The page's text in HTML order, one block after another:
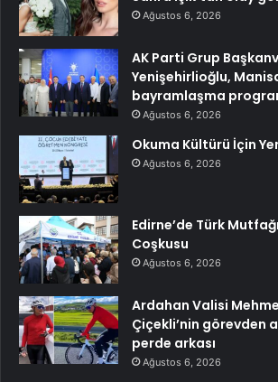
Ağustos 6, 2026
AK Parti Grup
Yenişehirlioğlu,
bayramlaşma
Ağustos 6, 2026
Okuma Kültürü İçin
Ağustos 6, 2026
Edirne’de Türk
Coşkusu
Ağustos 6, 2026
Ardahan Valisi
Çiçekli’nin görevden
perde arkası
Ağustos 6, 2026